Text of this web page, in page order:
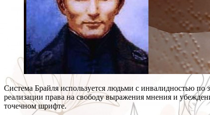
Система Брайля используется людьми с инвалидностью
реализации права на свободу выражения мнения и
точечном шрифте.